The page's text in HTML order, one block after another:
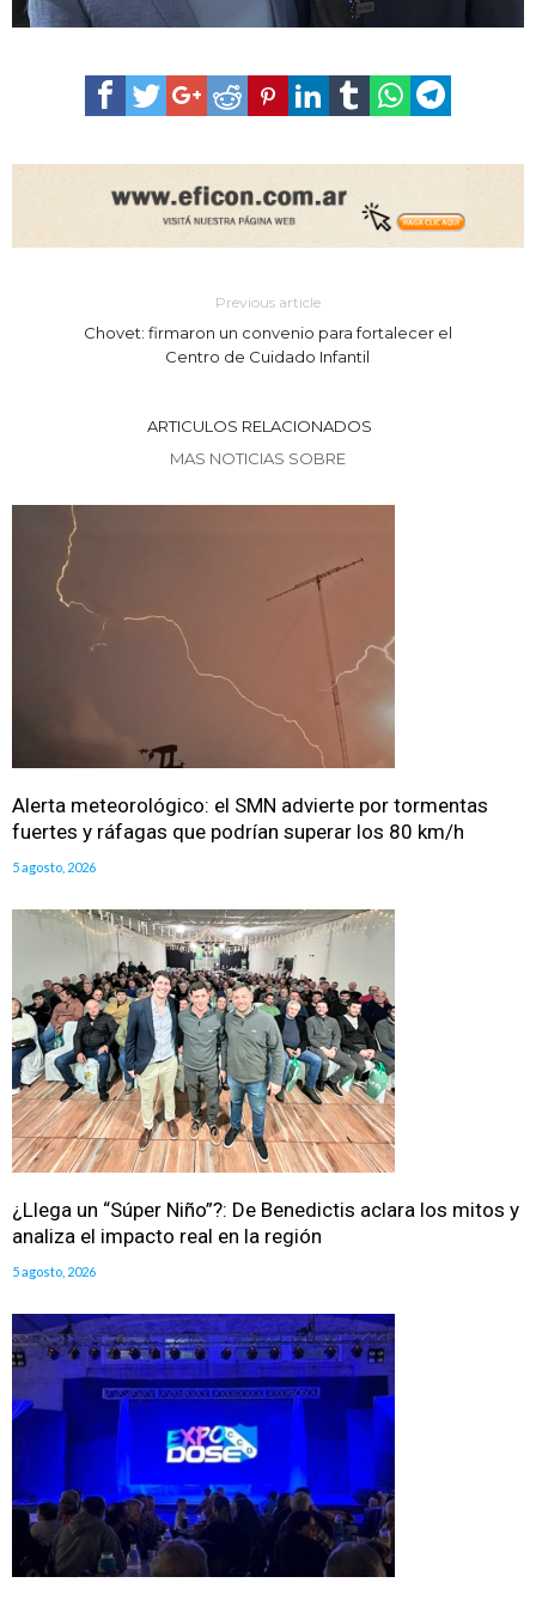
Previous article
Chovet: firmaron un convenio para fortalecer el
Centro de Cuidado Infantil
ARTICULOS RELACIONADOS
MAS NOTICIAS SOBRE
Alerta meteorológico: el SMN advierte por tormentas
fuertes y ráfagas que podrían superar los 80 km/h
5 agosto, 2026
¿Llega un “Súper Niño”?: De Benedictis aclara los mitos y
analiza el impacto real en la región
5 agosto, 2026